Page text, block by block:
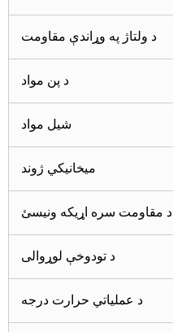
د ولتاژ په وړاندې مقاومت
د پن مواد
شیل مواد
میخانیکي ژوند
د مقاومت سره اړیکه ونیسئ
د تودوخې لوړوالی
د عملیاتي حرارت درجه